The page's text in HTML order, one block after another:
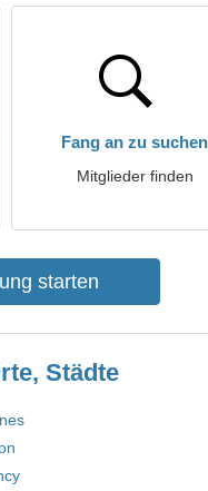
Fang an zu suchen
Mitglieder finden
starten
Städte